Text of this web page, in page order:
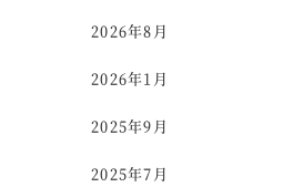
2026年8月
2026年1月
2025年9月
2025年7月